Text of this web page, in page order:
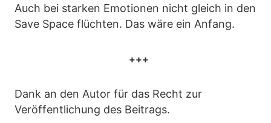
Auch bei starken Emotionen nicht gleich in den
Save Space flüchten. Das wäre ein Anfang.
+++
Dank an den Autor für das Recht zur
Veröffentlichung des Beitrags.